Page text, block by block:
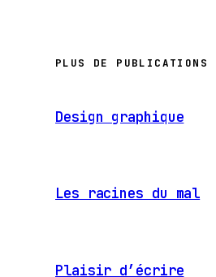
PLUS DE PUBLICATIONS
Design graphique
Les racines du mal
Plaisir d’écrire